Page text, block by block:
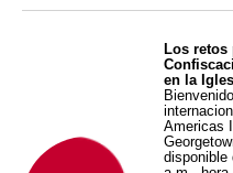
Los
en la
Americas
disponible